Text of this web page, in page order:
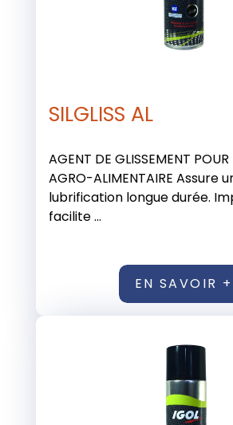
SILGLISS AL
AGENT DE GLISSEMENT POUR
AGRO-ALIMENTAIRE Assure
lubrification longue durée.
facilite ...
EN SAVOIR +